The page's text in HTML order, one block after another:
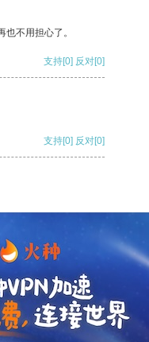
不用担心了。
支持[0] 反对[0]
支持[0] 反对[0]
支持 [0] 反对 [0]